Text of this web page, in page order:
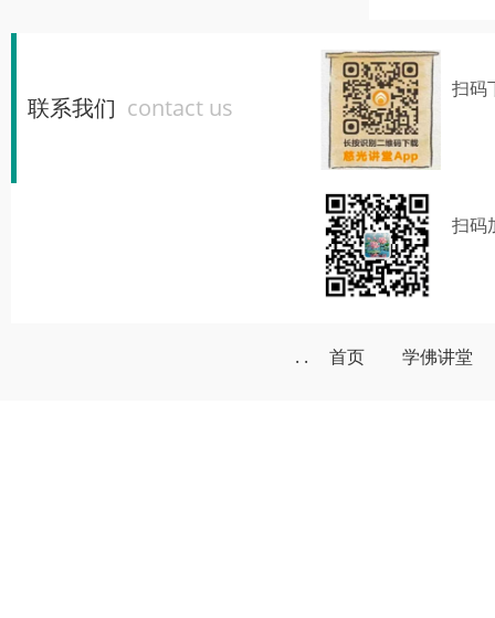
联系我们 contact us
扫码
扫码
. . 首页 学佛讲堂